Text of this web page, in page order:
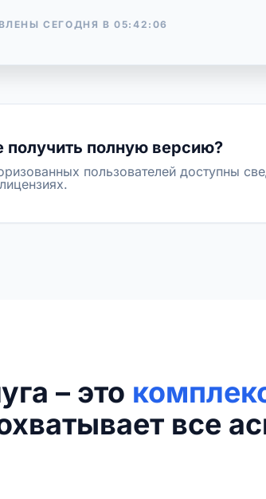
СЕГОДНЯ В05:42:06
получить полную версию?
пользователей доступны
– это
все